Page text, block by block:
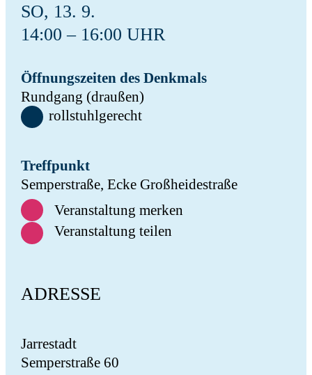
SO, 13. 9.
14:00 – 16:00 UHR
Öffnungszeiten des Denkmals
Rundgang (draußen)
rollstuhlgerecht
Treffpunkt
Semperstraße, Ecke Großheidestraße
Veranstaltung merken
Veranstaltung teilen
ADRESSE
Jarrestadt
Semperstraße 60